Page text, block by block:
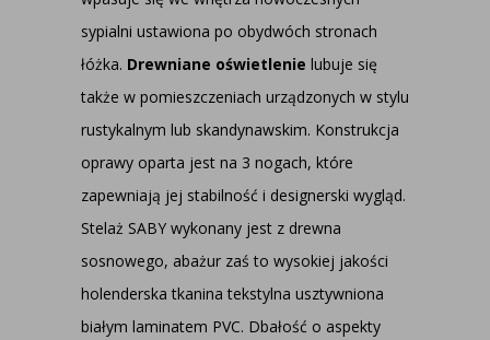
sypialni ustawiona po obydwóch stronach
łóżka. Drewniane oświetlenie lubuje się
także w pomieszczeniach urządzonych w stylu
rustykalnym lub skandynawskim. Konstrukcja
oprawy oparta jest na 3 nogach, które
zapewniają jej stabilność i designerski wygląd.
Stelaż SABY wykonany jest z drewna
sosnowego, abażur zaś to wysokiej jakości
holenderska tkanina tekstylna usztywniona
białym laminatem PVC. Dbałość o aspekty